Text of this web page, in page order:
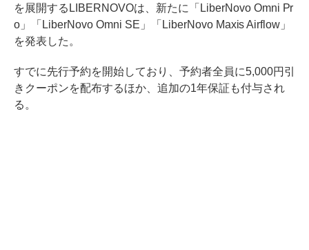
を展開するLIBERNOVOは、新たに「LiberNovo Omni Pr
o」「LiberNovo Omni SE」「LiberNovo Maxis Airflow」
を発表した。
すでに先行予約を開始しており、予約者全員に5,000円引
きクーポンを配布するほか、追加の1年保証も付与され
る。